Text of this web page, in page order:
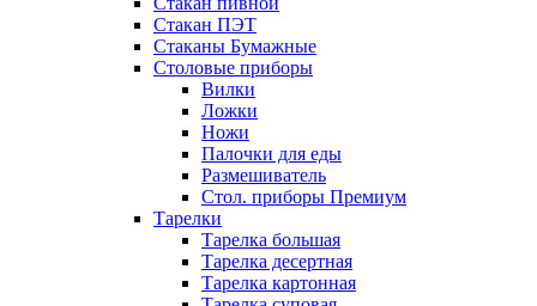
Стакан ПЭТ
Стаканы Бумажные
Столовые приборы
Вилки
Ложки
Ножи
Палочки для еды
Размешиватель
Стол. приборы Премиум
Тарелки
Тарелка большая
Тарелка десертная
Тарелка картонная